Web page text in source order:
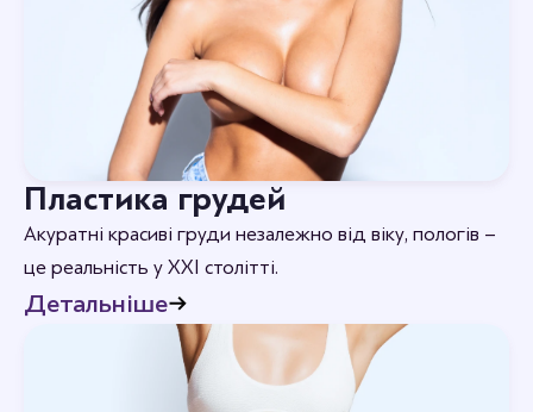
Пластика грудей
Акуратні красиві груди незалежно від віку, пологів –
це реальність у XXI столітті.
Детальніше